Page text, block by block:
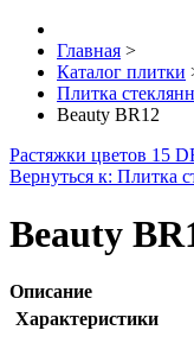
Главная >
Каталог плитки
Плитка
Beauty BR12
Растяжки цветов 15
Вернуться к: Плитка
Beauty
Описание
Характеристики